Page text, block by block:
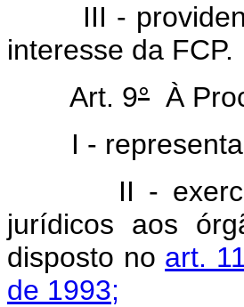
III -
interesse da FCP.
Art. 9° À
I - representar
II - exercer
jurídicos aos
disposto no art.
de 1993;